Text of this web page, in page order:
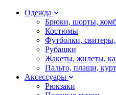
Одежда
Брюки, шорты,
Костюмы
Футболки,
Рубашки
Жакеты, жилеты,
Пальто, плащи,
Аксессуары
Рюкзаки